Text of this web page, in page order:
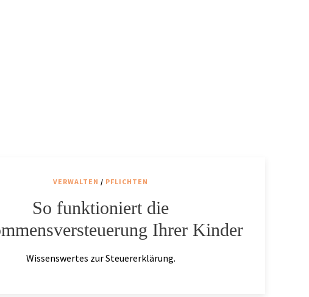
VERWALTEN / PFLICHTEN
So funktioniert die
Ihrer Kinder
Wissenswertes zur Steuererklärung.